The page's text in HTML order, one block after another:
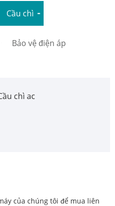
Cầu chì
Bảo vệ điện áp
chì ac
của chúng tôi để mua liên